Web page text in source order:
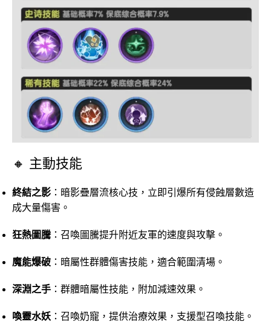
🔸 主動技能
終結之影 ：暗影疊層流核心技，立即引爆所有侵蝕層數造
成大量傷害。
狂熱圖騰：召喚圖騰提升附近友軍的速度與攻擊。
魔能爆破 ：暗屬性群體傷害技能，適合範圍清場。
深淵之手 ：群體暗屬性技能，附加減速效果。
喚靈水妖 ：召喚奶寵，提供治療效果，支援型召喚技能。